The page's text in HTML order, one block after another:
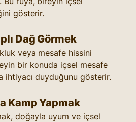
gösterir.
Dağ Görmek
veya mesafe hissini
bir konuda içsel mesafe
ihtiyacı duyduğunu gösterir.
Kamp Yapmak
doğayla uyum ve içsel